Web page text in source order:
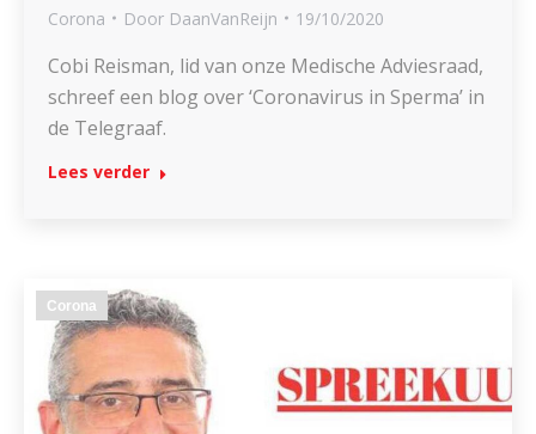
Corona Door DaanVanReijn 19/10/2020
Cobi Reisman, lid van onze Medische Adviesraad,
schreef een blog over ‘Coronavirus in Sperma’ in
de Telegraaf.
Lees verder
Corona